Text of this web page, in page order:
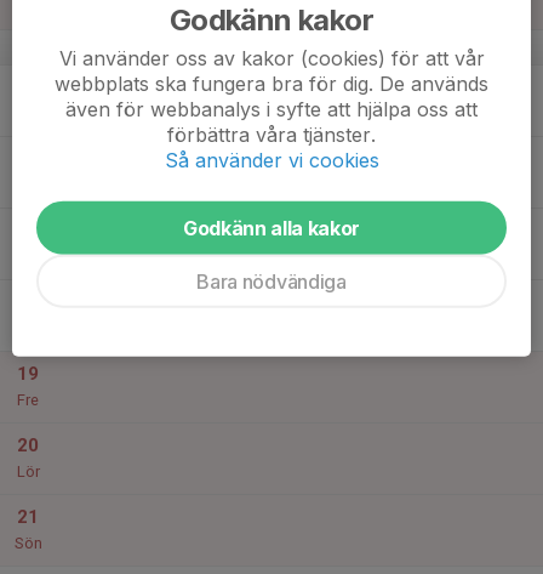
v.25
17
19
Fre
20
Lör
21
Sön
Godkänn kakor
Vi använder oss av kakor (cookies) för att vår
webbplats ska fungera bra för dig. De används
även för webbanalys i syfte att hjälpa oss att
förbättra våra tjänster.
Så använder vi cookies
Godkänn alla kakor
Bara nödvändiga